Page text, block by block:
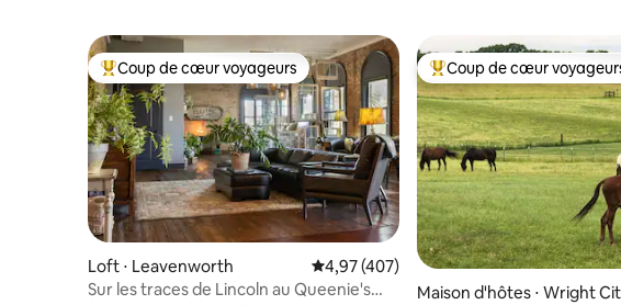
Coups de cœur voyageurs les plus appréciés
Coup de cœur voyageurs
Loft ⋅ Leavenworth Évaluation moyenne sur la base de 407
4,97 (407)
Sur les traces de Lincoln au Queenie's
Coups de cœur
Coup de cœur
Maison d'hôtes ⋅ Wright